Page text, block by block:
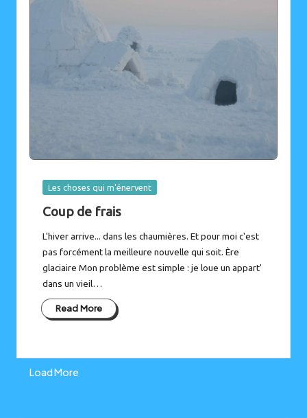
Posted
Les choses qui m'énervent
Coup de frais
L'hiver arrive... dans les chaumières. Et pour moi c'est
pas forcément la meilleure nouvelle qui soit. Ère
glaciaire Mon problème est simple : je loue un appart'
dans un vieil…
Read More
Load More